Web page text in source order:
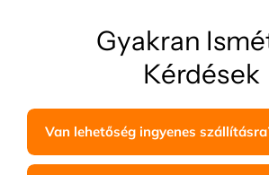
Gyakran
Kérdések
Van lehetőség ingyenes